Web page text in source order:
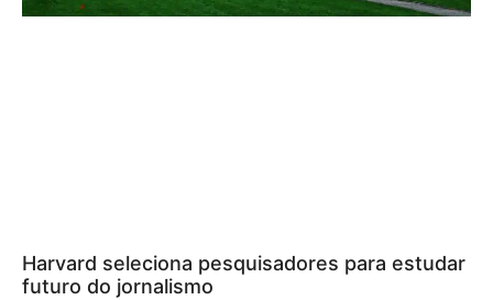
Harvard seleciona pesquisadores para estudar
futuro do jornalismo